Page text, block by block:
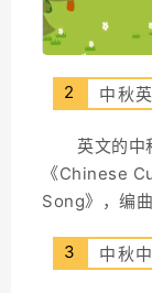
2 中秋
英文的
《Chinese
Song》，编
3 中秋